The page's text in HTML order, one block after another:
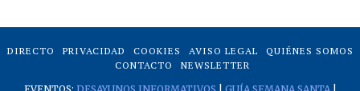
DIRECTO PRIVACIDAD COOKIES AVISO LEGAL
QUIÉNES SOMOS
CONTACTO
NEWSLETTER